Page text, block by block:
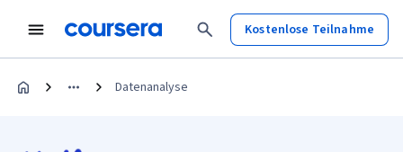
Kostenlose Teilnahme
Datenanalyse